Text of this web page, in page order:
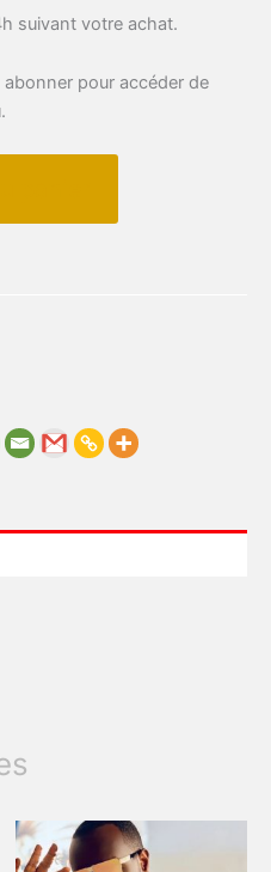
suivant votre achat.
pour accéder de